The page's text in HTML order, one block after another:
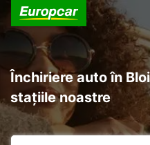
Închiriere auto în
stațiile noastre